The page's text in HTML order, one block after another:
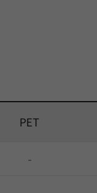
PET
-